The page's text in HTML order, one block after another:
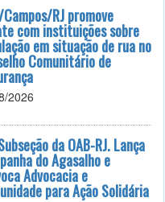
Campos/RJ promove
com instituições sobre
em situação de rua no
Comunitário de
2026
da OAB-RJ. Lança
do Agasalho e
Advocacia e
para Ação Solidária